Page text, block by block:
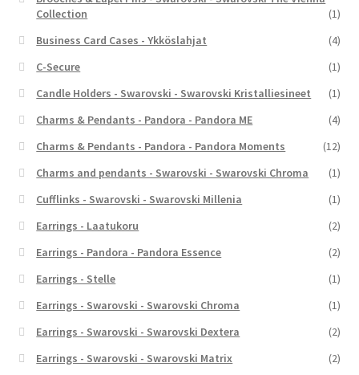
Collection
(1)
Business Card Cases - Ykköslahjat
(4)
C-Secure
(1)
Candle Holders - Swarovski - Swarovski Kristalliesineet
(1)
Charms & Pendants - Pandora - Pandora ME
(4)
Charms & Pendants - Pandora - Pandora Moments
(12)
Charms and pendants - Swarovski - Swarovski Chroma
(1)
Cufflinks - Swarovski - Swarovski Millenia
(1)
Earrings - Laatukoru
(2)
Earrings - Pandora - Pandora Essence
(2)
Earrings - Stelle
(1)
Earrings - Swarovski - Swarovski Chroma
(1)
Earrings - Swarovski - Swarovski Dextera
(2)
Earrings - Swarovski - Swarovski Matrix
(2)